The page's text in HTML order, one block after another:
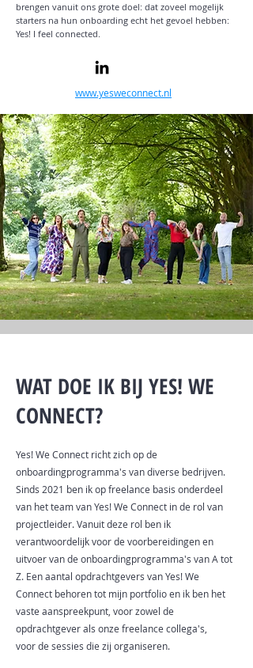
brengen vanuit ons grote doel: dat zoveel mogelijk
starters na hun onboarding echt het gevoel hebben:
Yes! I feel connected.
www.yesweconnect.nl
WAT DOE IK BIJ YES! WE
CONNECT?
Yes! We Connect richt zich op de
onboardingprogramma's van diverse bedrijven.
Sinds 2021 ben ik op freelance basis onderdeel
van het team van Yes! We Connect in de rol van
projectleider. Vanuit deze rol ben ik
verantwoordelijk voor de voorbereidingen en
uitvoer van de onboardingprogramma's van A tot
Z. Een aantal opdrachtgevers van Yes! We
Connect behoren tot mijn portfolio en ik ben het
vaste aanspreekpunt, voor zowel de
opdrachtgever als onze freelance collega's,
voorde sessies die zij organiseren.